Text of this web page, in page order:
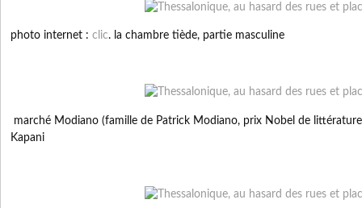
photo internet : clic. la chambre tiède, partie masculine
marché Modiano (famille de Patrick Modiano, prix Nobel de
Kapani